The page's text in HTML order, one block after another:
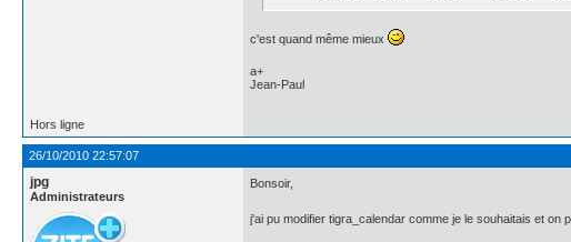
c'est quand même mieux
a+
Jean-Paul
Hors ligne
26/10/2010 22:57:07
jpg
Administrateurs
Bonsoir,
j'ai pu modifier tigra_calendar comme je le souhaitais et on